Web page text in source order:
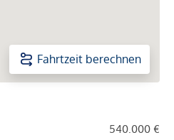
Fahrtzeit berechnen
540.000 €